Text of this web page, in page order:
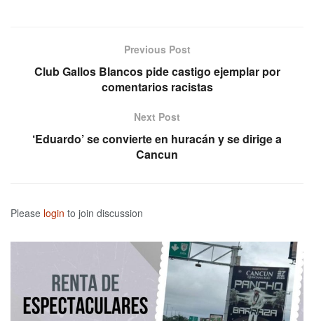
Previous Post
Club Gallos Blancos pide castigo ejemplar por
comentarios racistas
Next Post
‘Eduardo’ se convierte en huracán y se dirige a
Cancun
Please login to join discussion